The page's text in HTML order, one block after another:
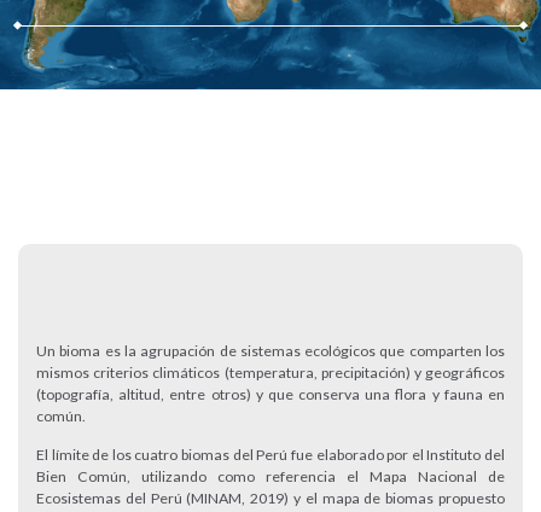
Un bioma es la agrupación de sistemas ecológicos que comparten los
mismos criterios climáticos (temperatura, precipitación) y geográficos
(topografía, altitud, entre otros) y que conserva una flora y fauna en
común.
El límite de los cuatro biomas del Perú fue elaborado por el Instituto del
Bien Común, utilizando como referencia el Mapa Nacional de
Ecosistemas del Perú (MINAM, 2019) y el mapa de biomas propuesto